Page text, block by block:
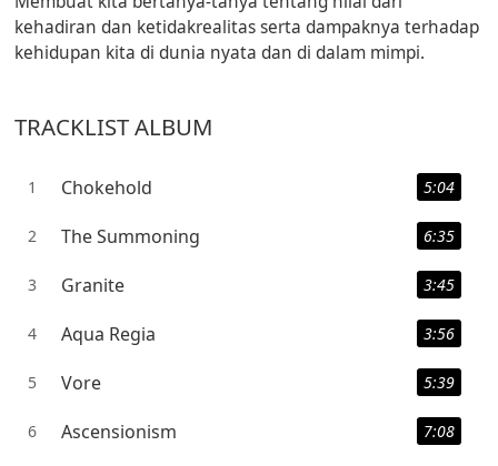
kehadiran dan ketidakrealitas serta dampaknya terhadap
kehidupan kita di dunia nyata dan di dalam mimpi.
TRACKLIST ALBUM
1 Chokehold 5:04
2 The Summoning 6:35
3 Granite 3:45
4 Aqua Regia 3:56
5 Vore 5:39
6 Ascensionism 7:08